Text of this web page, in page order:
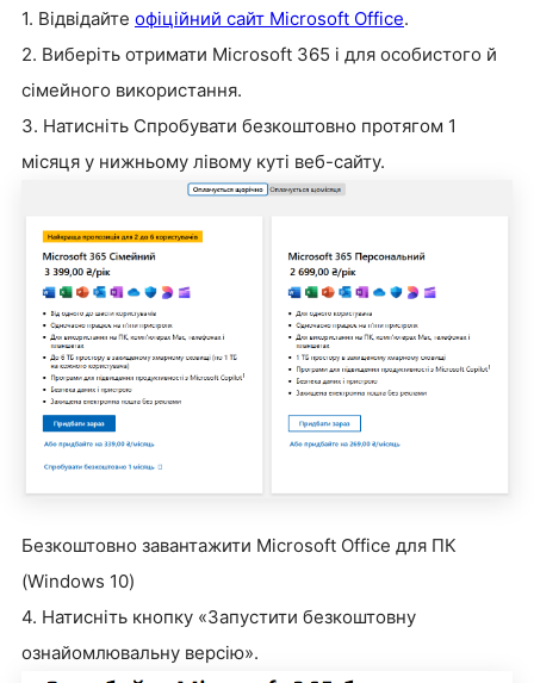
1. Відвідайте офіційний сайт Microsoft Office.
2. Виберіть отримати Microsoft 365 і для особистого й
сімейного використання.
3. Натисніть Спробувати безкоштовно протягом 1
місяця у нижньому лівому куті веб-сайту.
Безкоштовно завантажити Microsoft Office для ПК
(Windows 10)
4. Натисніть кнопку «Запустити безкоштовну
ознайомлювальну версію».